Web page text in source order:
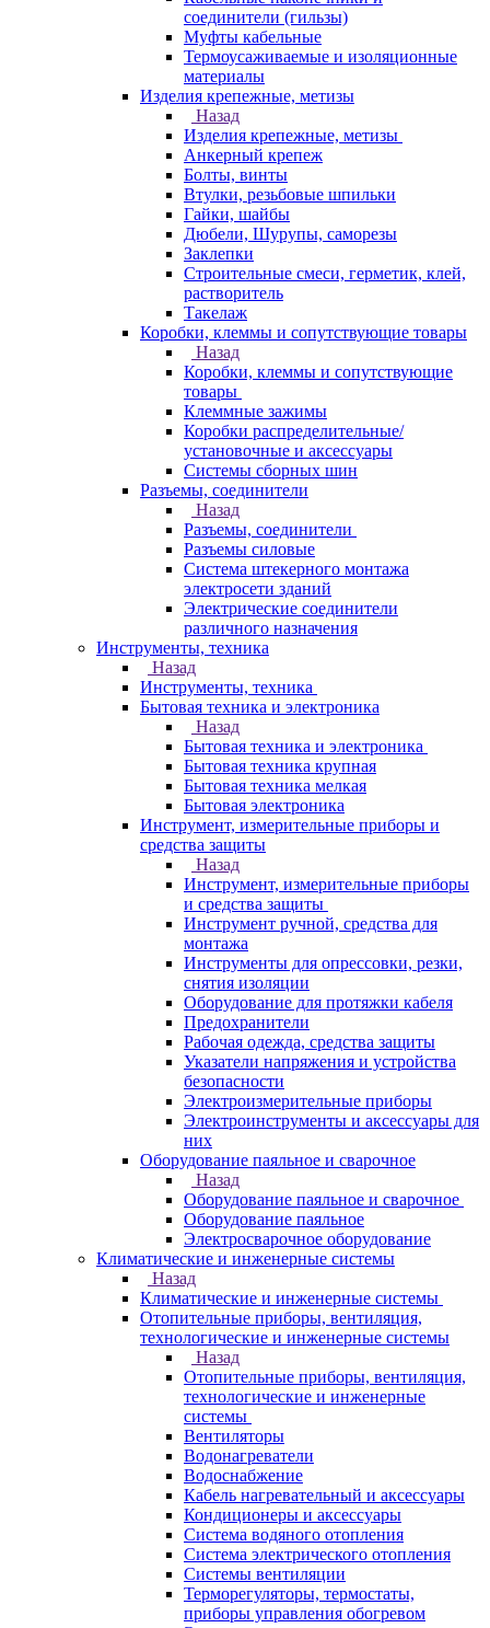
соединители (гильзы)
Муфты кабельные
Термоусаживаемые и изоляционные
материалы
Изделия крепежные, метизы
Назад
Изделия крепежные, метизы
Анкерный крепеж
Болты, винты
Втулки, резьбовые шпильки
Гайки, шайбы
Дюбели, Шурупы, саморезы
Заклепки
Строительные смеси, герметик, клей,
растворитель
Такелаж
Коробки, клеммы и сопутствующие товары
Назад
Коробки, клеммы и сопутствующие
товары
Клеммные зажимы
Коробки распределительные/
установочные и аксессуары
Системы сборных шин
Разъемы, соединители
Назад
Разъемы, соединители
Разъемы силовые
Система штекерного монтажа
электросети зданий
Электрические соединители
различного назначения
Инструменты, техника
Назад
Инструменты, техника
Бытовая техника и электроника
Назад
Бытовая техника и электроника
Бытовая техника крупная
Бытовая техника мелкая
Бытовая электроника
Инструмент, измерительные приборы и
средства защиты
Назад
Инструмент, измерительные приборы
и средства защиты
Инструмент ручной, средства для
монтажа
Инструменты для опрессовки, резки,
снятия изоляции
Оборудование для протяжки кабеля
Предохранители
Рабочая одежда, средства защиты
Указатели напряжения и устройства
безопасности
Электроизмерительные приборы
Электроинструменты и аксессуары для
них
Оборудование паяльное и сварочное
Назад
Оборудование паяльное и сварочное
Оборудование паяльное
Электросварочное оборудование
Климатические и инженерные системы
Назад
Климатические и инженерные системы
Отопительные приборы, вентиляция,
технологические и инженерные системы
Назад
Отопительные приборы, вентиляция,
технологические и инженерные
системы
Вентиляторы
Водонагреватели
Водоснабжение
Кабель нагревательный и аксессуары
Кондиционеры и аксессуары
Система водяного отопления
Система электрического отопления
Системы вентиляции
Терморегуляторы, термостаты,
приборы управления обогревом